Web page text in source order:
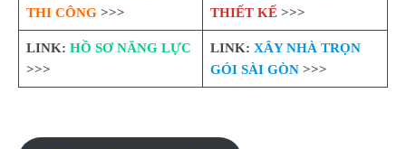
THI CÔNG>>>
THIẾT KẾ>>>
LINK: HỒ SƠ NĂNG LỰC
>>>
LINK: XÂY NHÀ TRỌN
GÓI SÀI GÒN>>>